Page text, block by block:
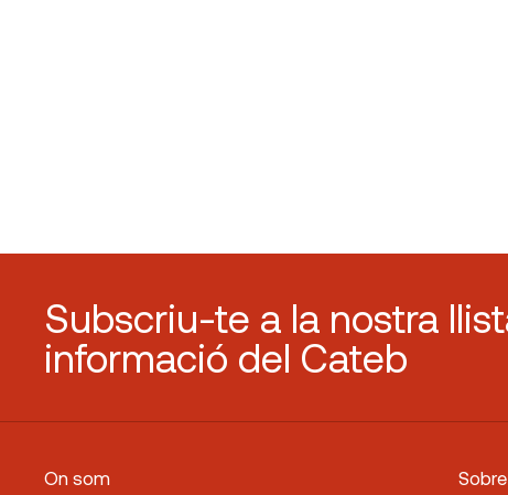
Subscriu-te a la nostra
informació del Cateb
On som